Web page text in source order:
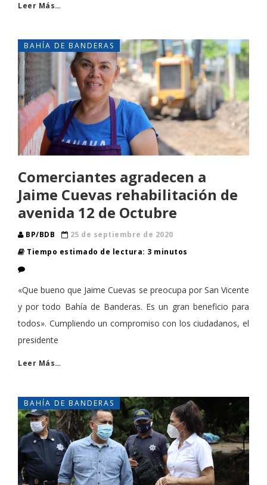
Leer Más…
BAHÍA DE BANDERAS
Comerciantes agradecen a
Jaime Cuevas rehabilitación de
avenida 12 de Octubre
BP/BDB
25 de septiembre de 2020
Tiempo estimado de lectura: 3 minutos
«Que bueno que Jaime Cuevas se preocupa por San Vicente
y por todo Bahía de Banderas. Es un gran beneficio para
todos». Cumpliendo un compromiso con los ciudadanos, el
presidente
Leer Más…
BAHÍA DE BANDERAS